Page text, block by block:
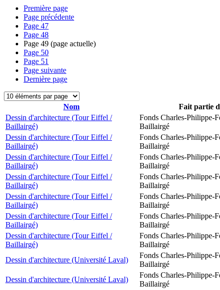
Première page
Page précédente
Page 47
Page 48
Page 49 (page actuelle)
Page 50
Page 51
Page suivante
Dernière page
Nom
Fait partie
Dessin d'architecture (Tour Eiffel /
Baillairgé)
Fonds Charles-Philippe-
Baillairgé
Dessin d'architecture (Tour Eiffel /
Baillairgé)
Fonds Charles-Philippe-
Baillairgé
Dessin d'architecture (Tour Eiffel /
Baillairgé)
Fonds Charles-Philippe-
Baillairgé
Dessin d'architecture (Tour Eiffel /
Baillairgé)
Fonds Charles-Philippe-
Baillairgé
Dessin d'architecture (Tour Eiffel /
Baillairgé)
Fonds Charles-Philippe-
Baillairgé
Dessin d'architecture (Tour Eiffel /
Baillairgé)
Fonds Charles-Philippe-
Baillairgé
Dessin d'architecture (Tour Eiffel /
Baillairgé)
Fonds Charles-Philippe-
Baillairgé
Dessin d'architecture (Université Laval)
Fonds Charles-Philippe-
Baillairgé
Dessin d'architecture (Université Laval)
Fonds Charles-Philippe-
Baillairgé